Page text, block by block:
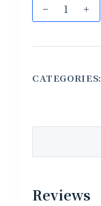
CATEGORIES:
Reviews